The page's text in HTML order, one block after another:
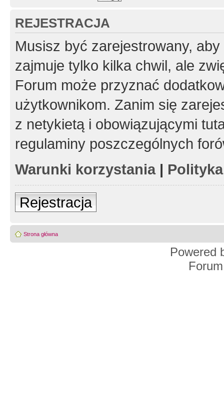
REJESTRACJA
Musisz być zarejestrowany,
zajmuje tylko kilka chwil, ale
Forum może przyznać
użytkownikom. Zanim się
z netykietą i obowiązującymi
regulaminy poszczególnych
Warunki korzystania|
Rejestracja
Strona główna
Powered